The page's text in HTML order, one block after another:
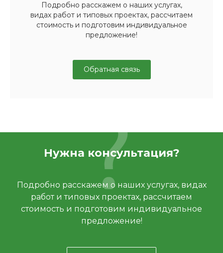
Подробно расскажем о наших услугах,
видах работ и типовых проектах, рассчитаем
стоимость и подготовим индивидуальное
предложение!
Обратная связь
Нужна консультация?
Подробно расскажем о наших услугах, видах
работ и типовых проектах, рассчитаем
стоимость и подготовим индивидуальное
предложение!